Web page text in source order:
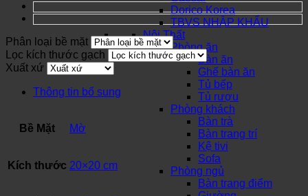
Dorico Korea
TBVS NHẬP KHẨU
Nội Thất
Phòng ăn
Bàn ăn
Ghế bàn ăn
Tủ bếp
Tủ rượu
Phòng khách
Bàn trà
Bàn trang trí
Kệ tivi
Sofa
Phòng ngủ
Bàn trang điểm
Phân loại bề mặt
Lọc kích thước gạch
Xuất xứ
Thông tin bổ sung
Bề Mặt Mờ
Kích thước 20×20 cm